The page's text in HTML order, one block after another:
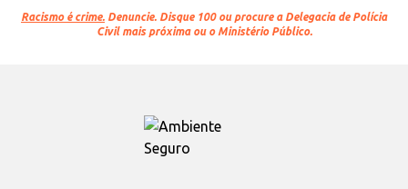
Racismo é crime. Denuncie. Disque 100 ou procure a Delegacia de Polícia
Civil mais próxima ou o Ministério Público.